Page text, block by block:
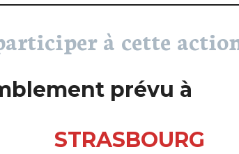
à cette
prévu à
STRASBOURG